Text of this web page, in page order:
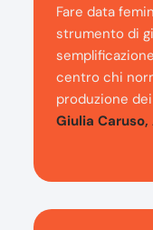
Fare data
strumento di
centro chi
produzione dei
Giulia